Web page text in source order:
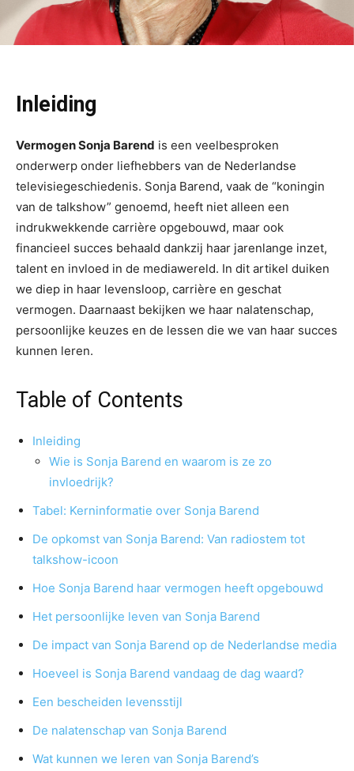
Inleiding
Vermogen Sonja Barend is een veelbesproken
onderwerp onder liefhebbers van de Nederlandse
televisiegeschiedenis. Sonja Barend, vaak de “koningin
van de talkshow” genoemd, heeft niet alleen een
indrukwekkende carrière opgebouwd, maar ook
financieel succes behaald dankzij haar jarenlange inzet,
talent en invloed in de mediawereld. In dit artikel duiken
we diep in haar levensloop, carrière en geschat
vermogen. Daarnaast bekijken we haar nalatenschap,
persoonlijke keuzes en de lessen die we van haar succes
kunnen leren.
Table of Contents
Inleiding
Wie is Sonja Barend en waarom is ze zo
invloedrijk?
Tabel: Kerninformatie over Sonja Barend
De opkomst van Sonja Barend: Van radiostem tot
talkshow-icoon
Hoe Sonja Barend haar vermogen heeft opgebouwd
Het persoonlijke leven van Sonja Barend
De impact van Sonja Barend op de Nederlandse media
Hoeveel is Sonja Barend vandaag de dag waard?
Een bescheiden levensstijl
De nalatenschap van Sonja Barend
Wat kunnen we leren van Sonja Barend’s